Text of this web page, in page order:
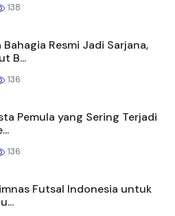
138
Resmi Jadi Sarjana,
B...
136
Pemula yang Sering Terjadi
136
Futsal Indonesia untuk